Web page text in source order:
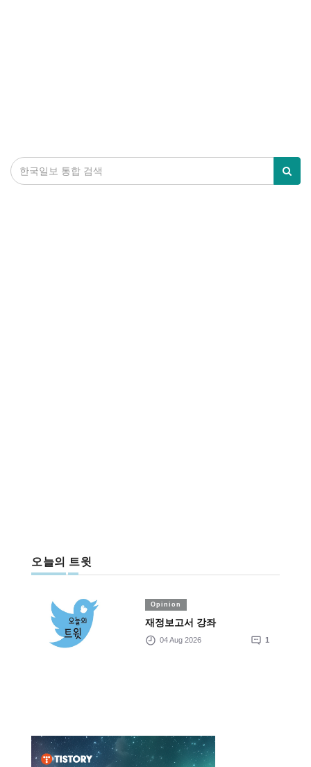
오늘의 트윗
Opinion
재정보고서 강좌
04 Aug 2026 1